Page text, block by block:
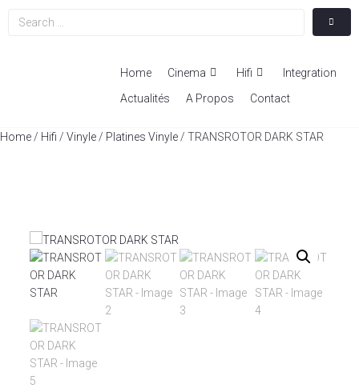
Home Cinema Hifi
Integration
Actualités
A Propos Contact
Home / Hifi / Vinyle / Platines Vinyle / TRANSROTOR DARK STAR